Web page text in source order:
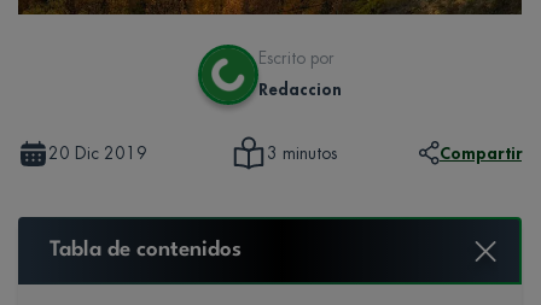
Escrito por
Redaccion
20 Dic 2019 3 minutos Compartir
Tabla de contenidos